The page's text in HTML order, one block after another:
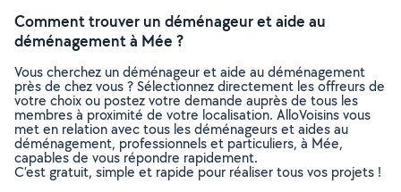
Comment trouver un déménageur et aide au
déménagement à Mée ?
Vous cherchez un déménageur et aide au déménagement
près de chez vous ? Sélectionnez directement les offreurs de
votre choix ou postez votre demande auprès de tous les
membres à proximité de votre localisation. AlloVoisins vous
met en relation avec tous les déménageurs et aides au
déménagement, professionnels et particuliers, à Mée,
capables de vous répondre rapidement.
C’est gratuit, simple et rapide pour réaliser tous vos projets !